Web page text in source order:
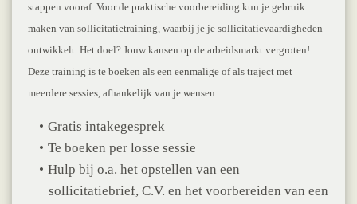
stappen vooraf. Voor de praktische voorbereiding kun je gebruik
maken van sollicitatietraining, waarbij je je sollicitatievaardigheden
ontwikkelt. Het doel? Jouw kansen op de arbeidsmarkt vergroten!
Deze training is te boeken als een eenmalige of als traject met
meerdere sessies, afhankelijk van je wensen.
Gratis intakegesprek
Te boeken per losse sessie
Hulp bij o.a. het opstellen van een
sollicitatiebrief, C.V. en het voorbereiden van een